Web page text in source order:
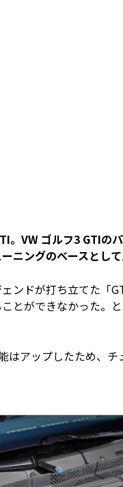
。VW ゴルフ3 GTIの
ニングのベースとし
ンドが打ち立てた「
とができなかった。
はアップしたため、